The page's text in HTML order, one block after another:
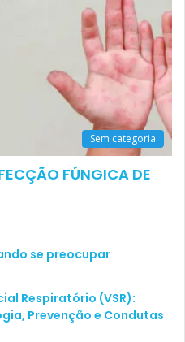
Sem categoria
FÚNGICA DE
se preocupar
Respiratório (VSR):
Prevenção e Condutas